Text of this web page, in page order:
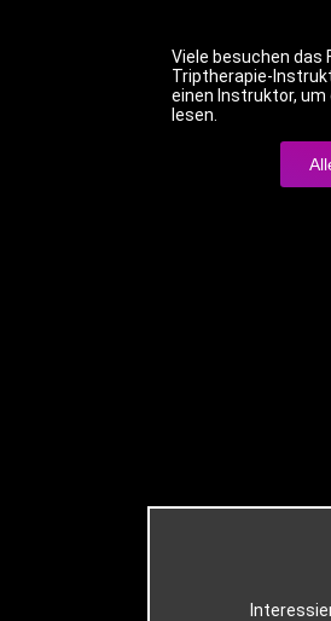
Viele besuchen das
Triptherapie-
einen Instruktor, um
lesen.